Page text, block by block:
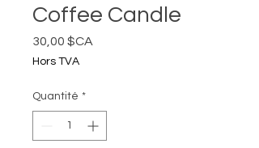
Coffee Candle
30,00 $CA
Hors TVA
Quantité *